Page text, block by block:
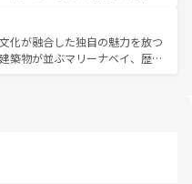
で、どの季節にも異なる楽しみ
いタイの人々、仏教を中心とし
資源が、訪れる旅人を魅了し続
るはず。観光スポットが密集し
を回れるのも魅力。息をのむよ
まで、香港を存分に楽しみ尽く
化が融合した独自の魅力を放つ
築物が並ぶマリーナベイ、歴史
情を楽しめる外せないスポット